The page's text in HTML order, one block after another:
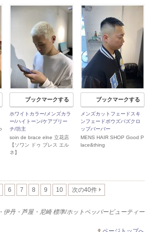
ブックマークする
ホワイトカラー/メンズカラ
ー/ハイトーン/ケアブリー
チ/坊主
soin de brace elne 立花店
【ソワン ドゥ ブレス エル
ネ】
ブックマークする
メンズカットフェードスキ
ンフェードボウズバズクロ
ップバーバー
MENS HAIR SHOP Good P
lace&thing
6 7 8 9 10 次の40件
伊丹・芦屋・尼崎 標準/ホットペッパービューティー